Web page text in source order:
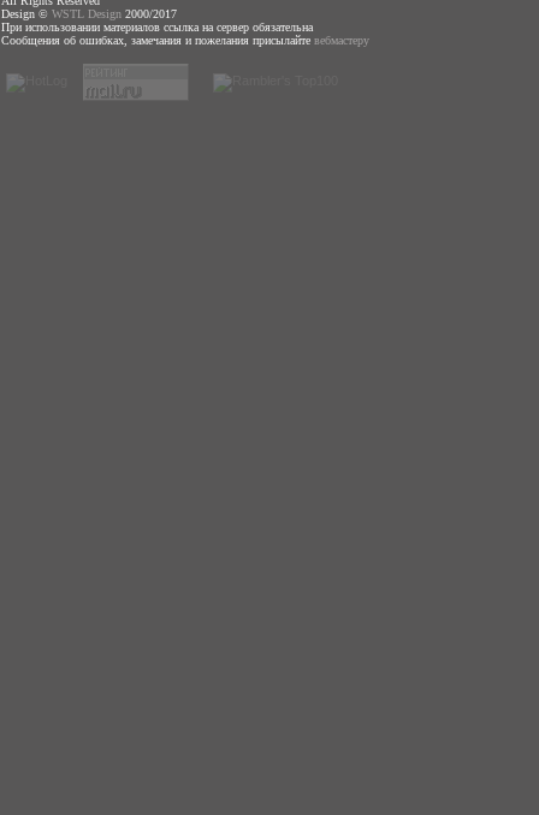
Design © WSTL Design 2000/2017
При использовании материалов ссылка на сервер обязательна
Сообщения об ошибках, замечания и пожелания присылайте вебмастеру